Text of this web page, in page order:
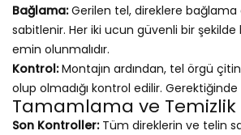
Bağlama:Gerilen tel, direklere bağlama
sabitlenir. Her iki ucun güvenli bir şekilde
emin olunmalıdır.
Kontrol:Montajın ardından, tel örgü
olup olmadığı kontrol edilir. Gerektiğinde
Tamamlama ve Temizlik
Son Kontroller:Tüm direklerin ve telin